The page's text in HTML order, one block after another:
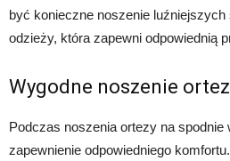
być konieczne noszenie luźniejszych
odzieży, która zapewni odpowiednią
Wygodne noszenie
Podczas noszenia ortezy na spodnie
zapewnienie odpowiedniego